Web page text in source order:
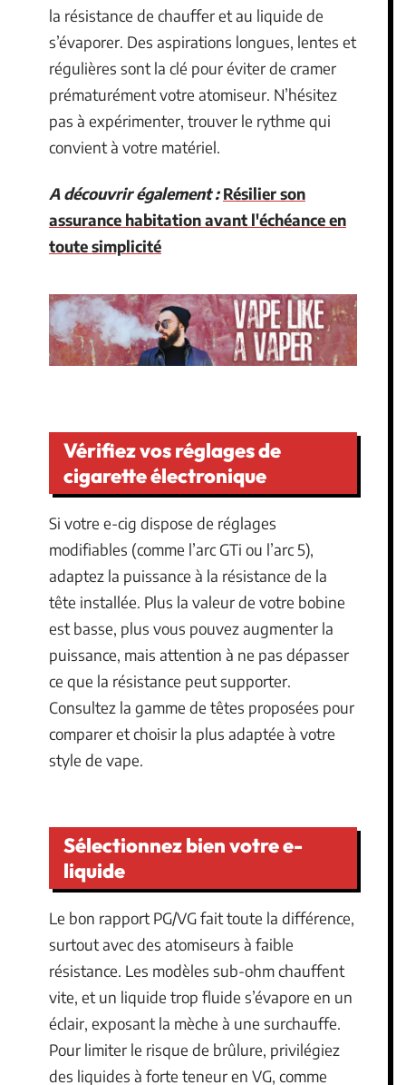
la résistance de chauffer et au liquide de
s’évaporer. Des aspirations longues, lentes et
régulières sont la clé pour éviter de cramer
prématurément votre atomiseur. N’hésitez
pas à expérimenter, trouver le rythme qui
convient à votre matériel.
A découvrir également : Résilier son
assurance habitation avant l'échéance en
toute simplicité
Vérifiez vos réglages de
cigarette électronique
Si votre e-cig dispose de réglages
modifiables (comme l’arc GTi ou l’arc 5),
adaptez la puissance à la résistance de la
tête installée. Plus la valeur de votre bobine
est basse, plus vous pouvez augmenter la
puissance, mais attention à ne pas dépasser
ce que la résistance peut supporter.
Consultez la gamme de têtes proposées pour
comparer et choisir la plus adaptée à votre
style de vape.
Sélectionnez bien votre e-
liquide
Le bon rapport PG/VG fait toute la différence,
surtout avec des atomiseurs à faible
résistance. Les modèles sub-ohm chauffent
vite, et un liquide trop fluide s’évapore en un
éclair, exposant la mèche à une surchauffe.
Pour limiter le risque de brûlure, privilégiez
des liquides à forte teneur en VG, comme